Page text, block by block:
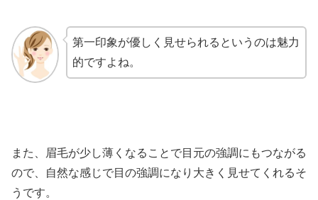
第一印象が優しく見せられるというのは魅力
的ですよね。
また、眉毛が少し薄くなることで目元の強調にもつながる
ので、自然な感じで目の強調になり大きく見せてくれるそ
うです。